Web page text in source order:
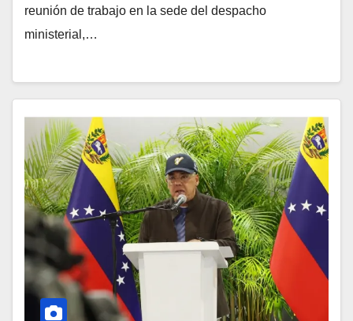
reunión de trabajo en la sede del despacho
ministerial,…